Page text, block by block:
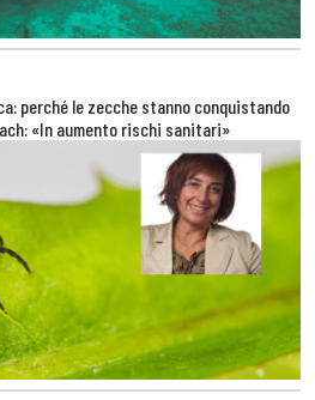
perché le zecche stanno conquistando
«In aumento rischi sanitari»